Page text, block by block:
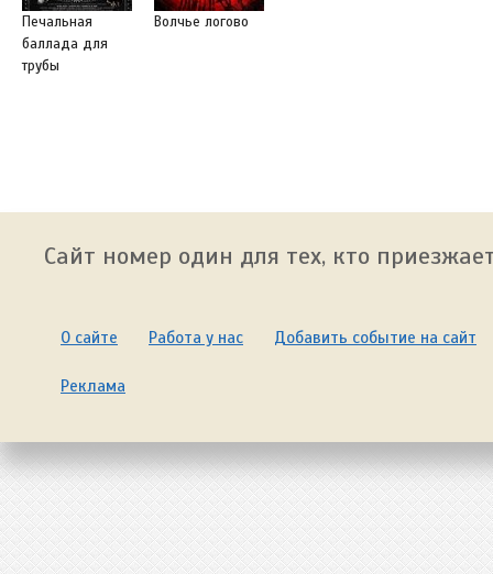
Печальная
баллада для
трубы
Волчье логово
Сайт номер один для тех, кто
О сайте Работа у нас Добавить событие на сайт
Реклама